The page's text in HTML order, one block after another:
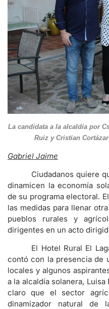
La candidata a la alcaldía por
Ruiz y Cristian
Gabriel Jaime
Ciudadanos quiere
dinamicen la economía
de su programa electoral.
las medidas para llenar otra
pueblos rurales y
dirigentes en un acto
El Hotel Rural El
contó con la presencia de
locales y algunos
a la alcaldía solanera,
claro que el sector
dinamizador natural de